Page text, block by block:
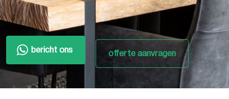
bericht ons offerte aanvragen